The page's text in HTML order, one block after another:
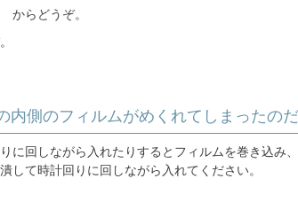
からどうぞ。
側のフィルムがめくれてしまったのだ
に回しながら入れたりするとフィルムを巻き込み
して時計回りに回しながら入れてください。